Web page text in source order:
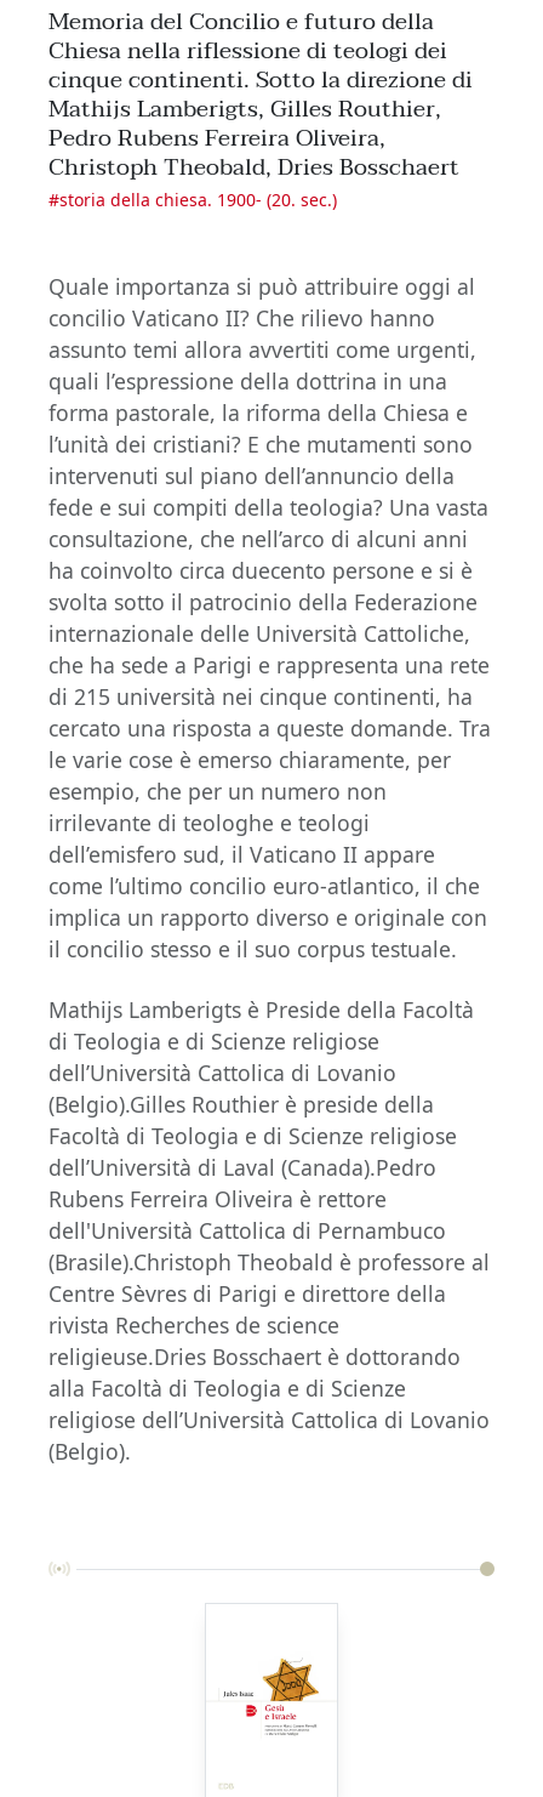
Memoria del Concilio e futuro della
Chiesa nella riflessione di teologi dei
cinque continenti. Sotto la direzione di
Mathijs Lamberigts, Gilles Routhier,
Pedro Rubens Ferreira Oliveira,
Christoph Theobald, Dries Bosschaert
#storia della chiesa. 1900- (20. sec.)
Quale importanza si può attribuire oggi al
concilio Vaticano II? Che rilievo hanno
assunto temi allora avvertiti come urgenti,
quali l’espressione della dottrina in una
forma pastorale, la riforma della Chiesa e
l’unità dei cristiani? E che mutamenti sono
intervenuti sul piano dell’annuncio della
fede e sui compiti della teologia? Una vasta
consultazione, che nell’arco di alcuni anni
ha coinvolto circa duecento persone e si è
svolta sotto il patrocinio della Federazione
internazionale delle Università Cattoliche,
che ha sede a Parigi e rappresenta una rete
di 215 università nei cinque continenti, ha
cercato una risposta a queste domande. Tra
le varie cose è emerso chiaramente, per
esempio, che per un numero non
irrilevante di teologhe e teologi
dell’emisfero sud, il Vaticano II appare
come l’ultimo concilio euro-atlantico, il che
implica un rapporto diverso e originale con
il concilio stesso e il suo corpus testuale.
Mathijs Lamberigts è Preside della Facoltà
di Teologia e di Scienze religiose
dell’Università Cattolica di Lovanio
(Belgio).Gilles Routhier è preside della
Facoltà di Teologia e di Scienze religiose
dell’Università di Laval (Canada).Pedro
Rubens Ferreira Oliveira è rettore
dell'Università Cattolica di Pernambuco
(Brasile).Christoph Theobald è professore al
Centre Sèvres di Parigi e direttore della
rivista Recherches de science
religieuse.Dries Bosschaert è dottorando
alla Facoltà di Teologia e di Scienze
religiose dell’Università Cattolica di Lovanio
(Belgio).